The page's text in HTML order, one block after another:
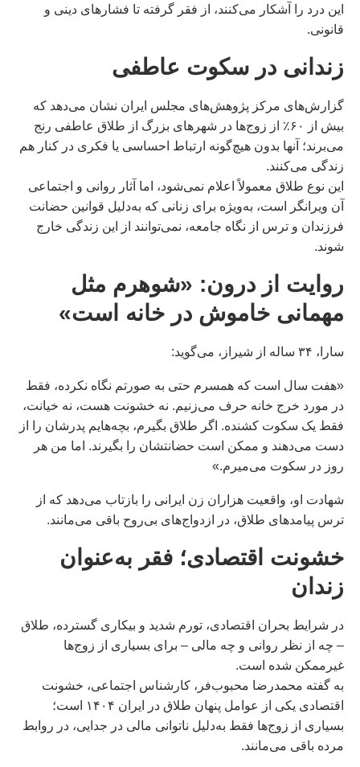
این درد را آشکار می‌کنند، از فقر گرفته تا فشارهای دینی و
قانونی.
زندانی در سکوت عاطفی
گزارش‌های مرکز پژوهش‌های مجلس ایران نشان می‌دهد که
بیش از ۶۰٪ از زوج‌ها در شهرهای بزرگ از طلاق عاطفی رنج
می‌برند؛ آنها بدون هیچ‌گونه ارتباط احساسی یا فکری در کنار هم
زندگی می‌کنند.
این نوع طلاق معمولاً اعلام نمی‌شود، اما آثار روانی و اجتماعی
آن ویرانگر است، به‌ویژه برای زنانی که به‌دلیل قوانین حضانت
فرزندان و ترس از نگاه جامعه، نمی‌توانند از این زندگی خارج
شوند.
روایت از درون: «شوهرم مثل
مهمانی خاموش در خانه است»
سارا، ۳۴ ساله از شیراز، می‌گوید:
«هفت سال است که همسرم حتی به صورتم نگاه نکرده، فقط
در مورد خرج خانه حرف می‌زنیم. نه خشونت هست، نه خیانت،
فقط یک سکوت کشنده. اگر طلاق بگیرم، بچه‌هایم پدرشان را از
دست می‌دهند و ممکن است حضانتشان را بگیرند. اما من هر
روز در سکوت می‌میرم.»
شهادت او، واقعیت هزاران زن ایرانی را بازتاب می‌دهد که از
ترس پیامدهای طلاق، در ازدواج‌های بی‌روح باقی می‌مانند.
خشونت اقتصادی؛ فقر به‌عنوان
زندان
در شرایط بحران اقتصادی، تورم شدید و بیکاری گسترده، طلاق
– چه از نظر روانی و چه مالی – برای بسیاری از زوج‌ها
غیرممکن شده است.
به گفته محمدرضا محبوب‌فر، کارشناس اجتماعی، خشونت
اقتصادی یکی از عوامل پنهان طلاق در ایران ۱۴۰۴ است؛
بسیاری از زوج‌ها فقط به‌دلیل ناتوانی مالی در جدایی، در روابط
مرده باقی می‌مانند.